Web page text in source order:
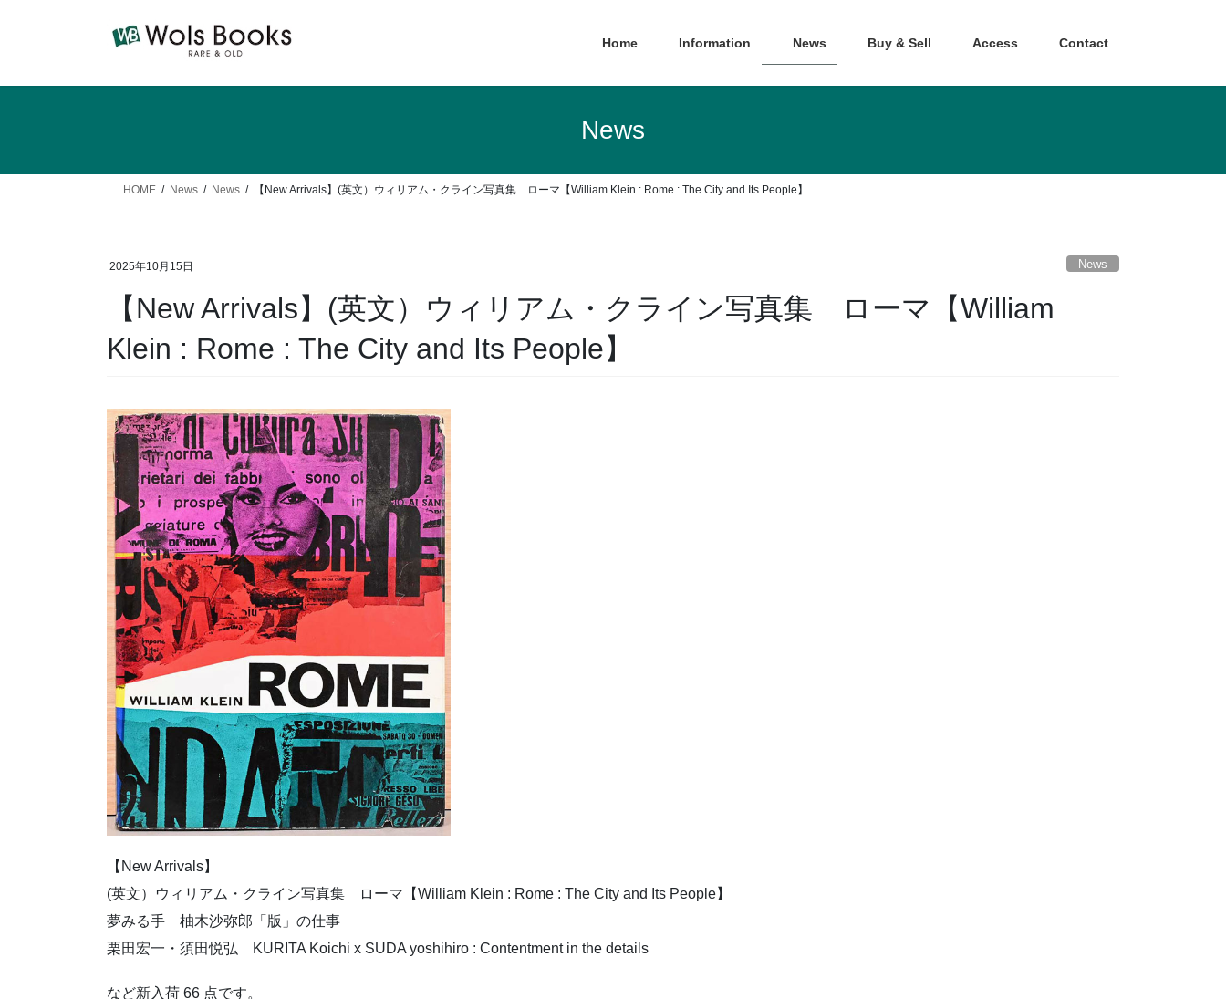
Home Information News Buy & Sell Access Contact
News
HOME News News 【New Arrivals】(英文）ウィリアム・クライン写真集 ローマ【William Klein : Rome : The City and Its People】
2025年10月15日 News
【New Arrivals】(英文）ウィリアム・クライン写真集 ローマ【William
Klein : Rome : The City and Its People】
【New Arrivals】
(英文）ウィリアム・クライン写真集 ローマ【William Klein : Rome : The City and Its People】
夢みる手 柚木沙弥郎「版」の仕事
栗田宏一・須田悦弘 KURITA Koichi x SUDA yoshihiro : Contentment in the details
など新入荷 66 点です。